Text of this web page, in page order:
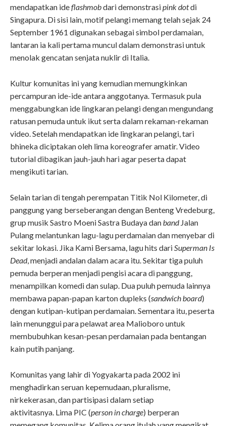
mendapatkan ideflashmobdari demonstrasipink dotdi
Singapura. Di sisi lain, motif pelangi memang telah sejak 24
September 1961 digunakan sebagai simbol perdamaian,
lantaran ia kali pertama muncul dalam demonstrasi untuk
menolak gencatan senjata nuklir di Italia.
Kultur komunitas ini yang kemudian memungkinkan
percampuran ide-ide antara anggotanya. Termasuk pula
menggabungkan ide lingkaran pelangi dengan mengundang
ratusan pemuda untuk ikut serta dalam rekaman-rekaman
video. Setelah mendapatkan ide lingkaran pelangi, tari
bhineka diciptakan oleh lima koreografer amatir. Video
tutorial dibagikan jauh-jauh hari agar peserta dapat
mengikuti tarian.
Selain tarian di tengah perempatan Titik Nol Kilometer, di
panggung yang berseberangan dengan Benteng Vredeburg,
grup musik Sastro Moeni Sastra Budaya danbandJalan
Pulang melantunkan lagu-lagu perdamaian dan menyebar di
sekitar lokasi. Jika Kami Bersama, lagu hits dariSuperman Is
Dead, menjadi andalan dalam acara itu. Sekitar tiga puluh
pemuda berperan menjadi pengisi acara di panggung,
menampilkan komedi dan sulap. Dua puluh pemuda lainnya
membawa papan-papan karton dupleks (sandwich board)
dengan kutipan-kutipan perdamaian. Sementara itu, peserta
lain menunggui para pelawat area Malioboro untuk
membubuhkan kesan-pesan perdamaian pada bentangan
kain putih panjang.
Komunitas yang lahir di Yogyakarta pada 2002 ini
menghadirkan seruan kepemudaan, pluralisme,
nirkekerasan, dan partisipasi dalam setiap
aktivitasnya. Lima PIC (person in charge) berperan